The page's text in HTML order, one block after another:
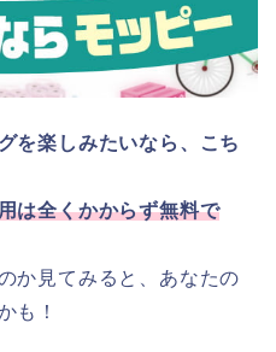
を楽しみたいなら、こち
は全くかからず無料で
か見てみると、あなたの
も！